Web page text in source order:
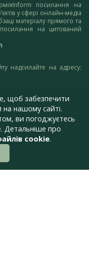
посилання на
у сфері онлайн-медіа
матеріалу прямого та
на цитований
надсилайте на адресу:
щоб забезпечити
нашому сайті.
ви погоджуєтесь
Детальніше про
cookie.